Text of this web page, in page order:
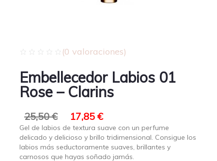
(0 valoraciones)
Embellecedor Labios 01
Rose – Clarins
25,50€ 17,85 €
Gel de labios de textura suave con un perfume
delicado y delicioso y brillo tridimensional. Consigue los
labios más seductoramente suaves, brillantes y
carnosos que hayas soñado jamás.